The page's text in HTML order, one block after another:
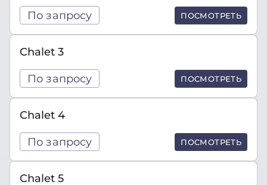
По запросу ПОСМОТРЕТЬ
Chalet 3
По запросу ПОСМОТРЕТЬ
Chalet 4
По запросу ПОСМОТРЕТЬ
Chalet 5